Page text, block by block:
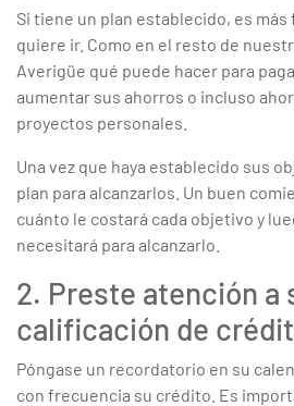
Si tiene un plan establecido, es más
quiere ir. Como en el resto de
Averigüe qué puede hacer para
aumentar sus ahorros o incluso
proyectos personales.
Una vez que haya establecido sus
plan para alcanzarlos. Un buen
cuánto le costará cada objetivo y
necesitará para alcanzarlo.
2. Preste atención a
calificación de
Póngase un recordatorio en su
con frecuencia su crédito. Es